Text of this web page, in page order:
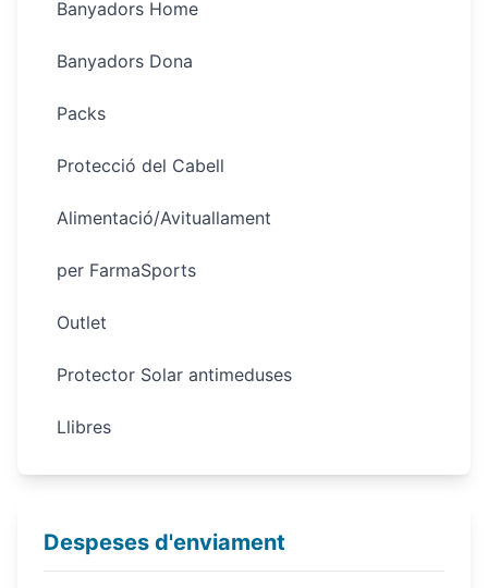
Banyadors Home
Banyadors Dona
Packs
Protecció del Cabell
Alimentació/Avituallament
per FarmaSports
Outlet
Protector Solar antimeduses
Llibres
Despeses d'enviament